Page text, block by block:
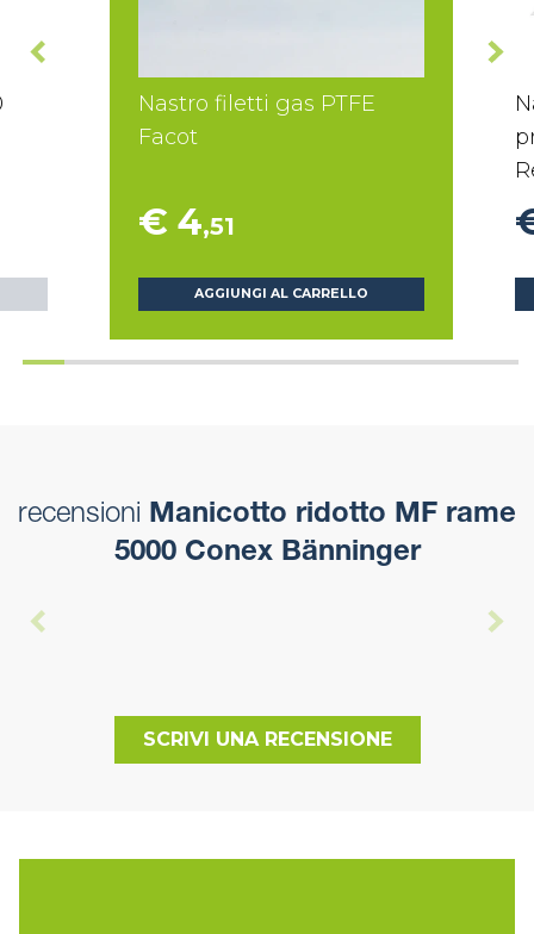
Nastro filetti gas PTFE
Facot
€ 4,51
AGGIUNGI AL CARRELLO
recensioni Manicotto ridotto MF rame
5000 Conex Bänninger
SCRIVI UNA RECENSIONE